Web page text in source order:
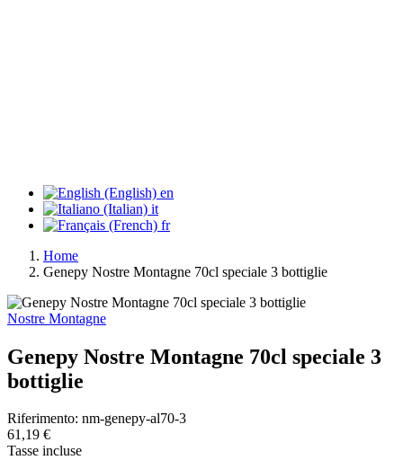
en
it
fr
Home
Genepy Nostre Montagne 70cl speciale 3 bottiglie
Nostre Montagne
Genepy Nostre Montagne 70cl speciale 3
bottiglie
Riferimento: nm-genepy-al70-3
61,19 €
Tasse incluse